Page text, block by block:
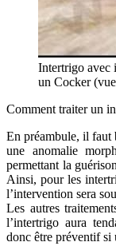
Intertrigo avec
un Cocker
Comment traiter un
En préambule, il faut
une anomalie
permettant la
Ainsi, pour les
l’intervention sera
Les autres
l’intertrigo aura
donc être préventif si